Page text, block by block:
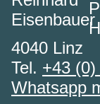
4040 Linz
Tel. +43
Whatsapp